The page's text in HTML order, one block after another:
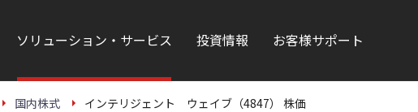
ソリューション・サービス 投資情報 お客様サポート
国内株式 インテリジェント ウェイブ（4847） 株価